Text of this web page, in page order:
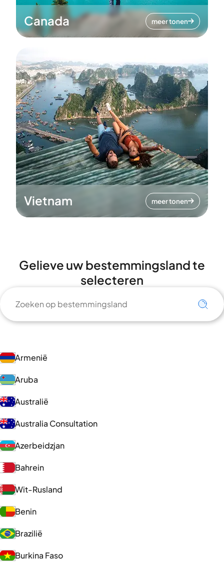
Canada meer tonen
Vietnam meer tonen
Gelieve uw bestemmingsland te
selecteren
Armenië
Aruba
Australië
Australia Consultation
Azerbeidzjan
Bahrein
Wit-Rusland
Benin
Brazilië
Burkina Faso